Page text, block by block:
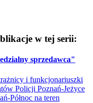
w tej serii:
sprzedawca"
i funkcjonariuszki
Policji Poznań-Jeżyce
Północ na teren